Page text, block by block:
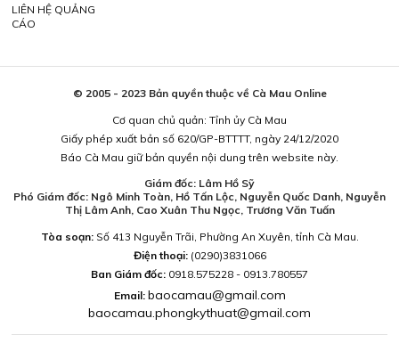
LIÊN HỆ QUẢNG
CÁO
© 2005 - 2023 Bản quyền thuộc về Cà Mau Online
Cơ quan chủ quản: Tỉnh ủy Cà Mau
Giấy phép xuất bản số 620/GP-BTTTT, ngày 24/12/2020
Báo Cà Mau giữ bản quyền nội dung trên website này.
Giám đốc: Lâm Hồ Sỹ
Phó Giám đốc: Ngô Minh Toàn, Hồ Tấn Lộc, Nguyễn Quốc Danh, Nguyễn
Thị Lâm Anh, Cao Xuân Thu Ngọc, Trương Văn Tuấn
Tòa soạn:Số 413 Nguyễn Trãi, Phường An Xuyên, tỉnh Cà Mau.
Điện thoại: (0290)3831066
Ban Giám đốc: 0918.575228 - 0913.780557
Email: baocamau@gmail.com
baocamau.phongkythuat@gmail.com